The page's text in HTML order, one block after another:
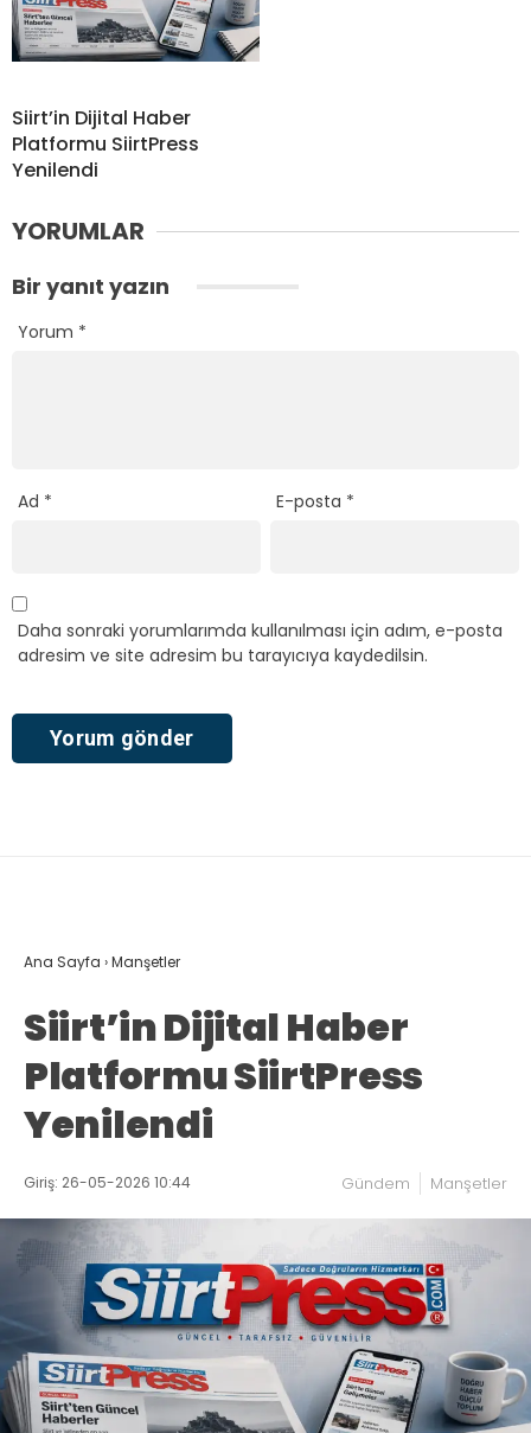
Siirt’in Dijital Haber
Platformu SiirtPress
Yenilendi
YORUMLAR
Bir yanıt yazın
Yorum *
Ad * E-posta *
Daha sonraki yorumlarımda kullanılması için adım, e-posta
adresim ve site adresim bu tarayıcıya kaydedilsin.
Ana Sayfa ›Manşetler
Siirt’in Dijital Haber
Platformu SiirtPress
Yenilendi
Giriş: 26-05-2026 10:44 Gündem Manşetler